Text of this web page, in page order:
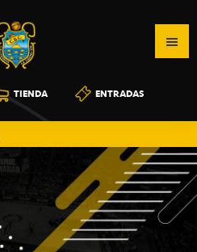
TIENDA ENTRADAS